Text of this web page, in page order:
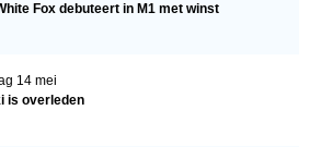
Fox debuteert in M1 met winst
14 mei
is overleden